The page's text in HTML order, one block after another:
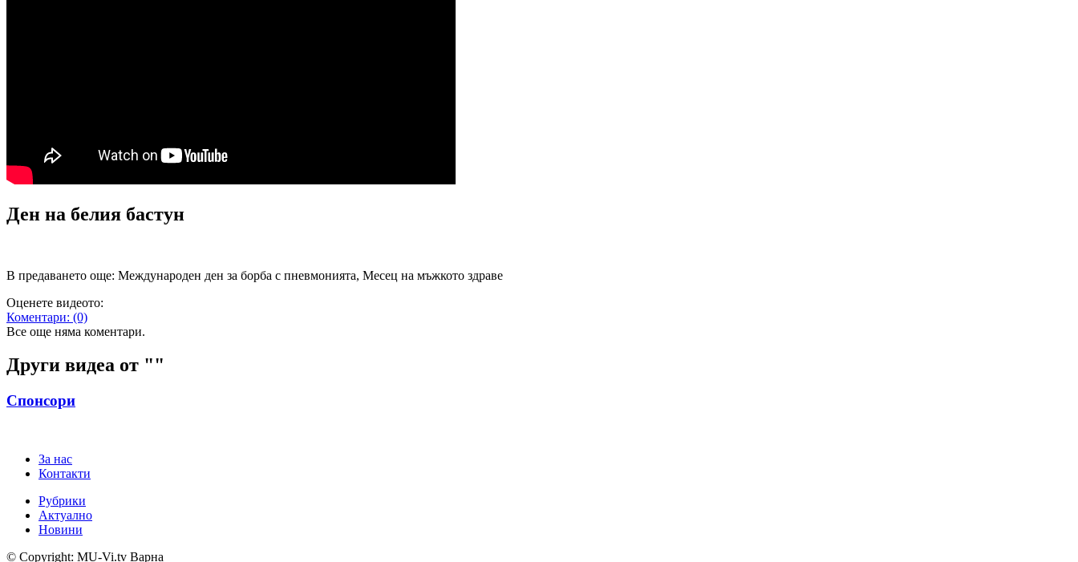
Ден на белия бастун
В предаването още: Международен ден за борба с пневмонията, Месец на мъжкото здраве
Оценете видеото:
Коментари: (0)
Все още няма коментари.
Други видеа от ""
Спонсори
За нас
Контакти
Рубрики
Актуално
Новини
© Copyright: MU-Vi.tv Варна